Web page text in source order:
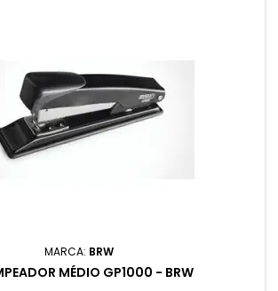
MARCA: BRW
MÉDIO GP1000 - BRW